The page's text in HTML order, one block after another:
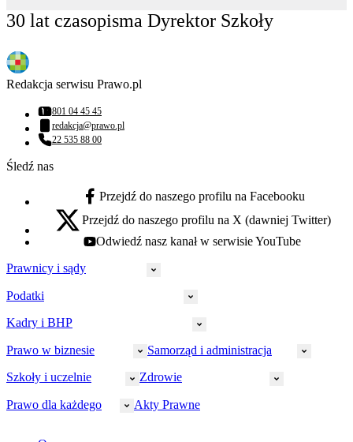
30 lat czasopisma Dyrektor Szkoły
Redakcja serwisu Prawo.pl
Numer telefonu:
801 04 45 45
Adres email:
redakcja@prawo.pl
Numer telefonu:
22 535 88 00
Śledź nas
facebook - otwiera się w nowej karcie
Przejdź do naszego profilu na Facebooku
x - otwiera się w nowej karcie
Przejdź do naszego profilu na X (dawniej Twitter)
youtube - otwiera się w nowej karcie
Odwiedź nasz kanał w serwisie YouTube
Prawnicy i sądy
Prawnicy
Policja
Strefa aplikanta
Sędziowie
Podatki
CIT
Akcyza
Rachunkowość
Kadry i BHP
HR
Ubezpieczenia społeczne
Prawo w biznesie
Małe i średnie firmy
Samorząd i administracja
Bezpieczeństwo publiczne
Szkoły i uczelnie Zdrowie
Prawo dla każdego Akty Prawne